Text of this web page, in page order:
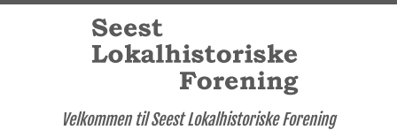
Velkommen til Seest Lokalhistoriske Forening